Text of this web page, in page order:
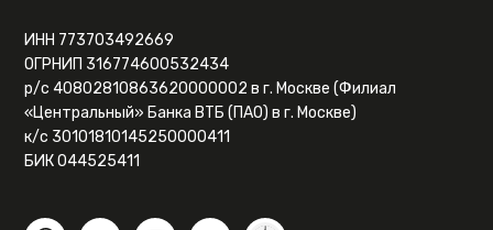
ИНН 773703492669
ОГРНИП 316774600532434
р/с 40802810863620000002 в г. Москве (Филиал
«Центральный» Банка ВТБ (ПАО) в г. Москве)
к/с 30101810145250000411
БИК 044525411